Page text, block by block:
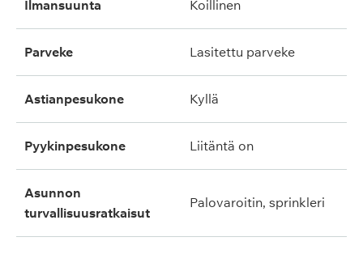
ilmansuunta koillinen
parveke lasitettu parveke
astianpesukone kyllä
pyykinpesukone liitäntä on
asunnon
turvallisuusratkaisut
palovaroitin, sprinkleri